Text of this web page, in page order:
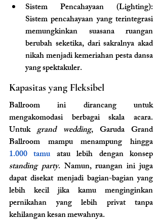
Sistem Pencahayaan (Lighting):
Sistem pencahayaan yang terintegrasi
memungkinkan suasana ruangan
berubah seketika, dari sakralnya akad
nikah menjadi kemeriahan pesta dansa
yang spektakuler.
Kapasitas yang Fleksibel
Ballroom ini dirancang untuk
mengakomodasi berbagai skala acara.
Untuk grand wedding, Garuda Grand
1.000 tamu
standing party. Namun, ruangan ini juga
dapat disekat menjadi bagian-bagian yang
lebih kecil jika kamu menginginkan
pernikahan yang lebih privat tanpa
kehilangan kesan mewahnya.